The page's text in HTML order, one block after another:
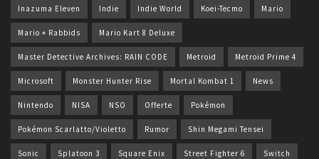
Inazuma Eleven Indie Indie World Koei-Tecmo Mario
Mario + Rabbids Mario Kart 8 Deluxe
Master Detective Archives: RAIN CODE Metroid Metroid Prime 4
Microsoft Monster Hunter Rise Mortal Kombat 1 News
Nintendo NISA NSO Offerte Pokémon
Pokémon Scarlatto/Violetto Rumor Shin Megami Tensei
Sonic Splatoon 3 Square Enix Street Fighter 6 Switch